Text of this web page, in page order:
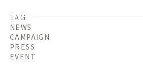
TAG
NEWS
CAMPAIGN
PRESS
EVENT